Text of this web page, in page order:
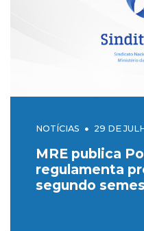
NOTÍCIAS 29 DE
MRE publica
regulamenta
segundo